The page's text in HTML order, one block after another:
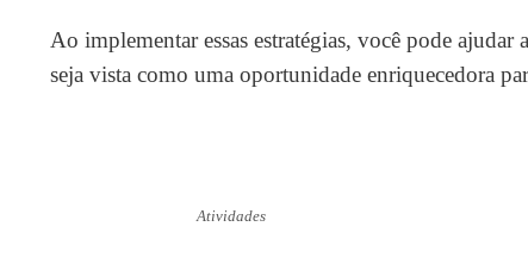
Ao implementar essas estratégias, você pode
seja vista como uma oportunidade enriquecedora
Atividades